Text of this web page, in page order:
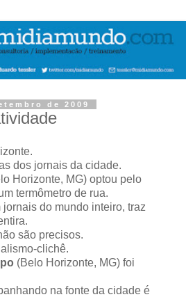
de 2009
dos jornais da cidade.
Horizonte, MG) optou pelo
termômetro de rua.
do mundo inteiro, traz
são precisos.
clichê.
(Belo Horizonte, MG) foi
na fonte da cidade é